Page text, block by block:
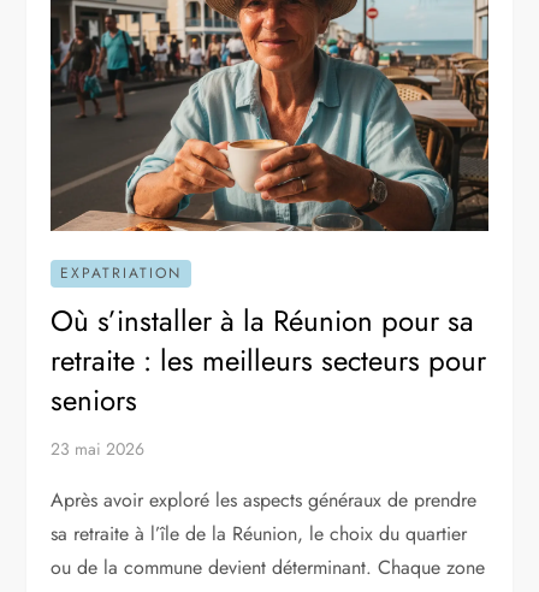
EXPATRIATION
Où s’installer à la Réunion pour sa
retraite : les meilleurs secteurs pour
seniors
23 mai 2026
Après avoir exploré les aspects généraux de prendre
sa retraite à l’île de la Réunion, le choix du quartier
ou de la commune devient déterminant. Chaque zone